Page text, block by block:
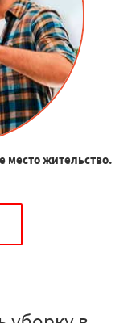
жительство.